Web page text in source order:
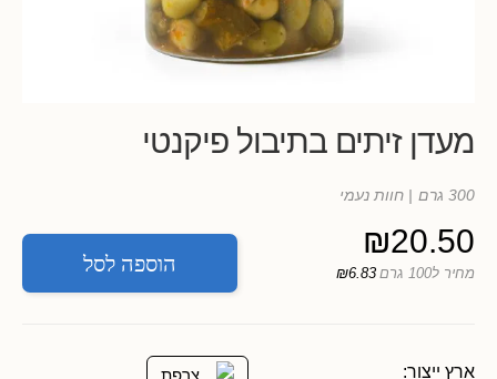
מעדן זיתים בתיבול פיקנטי
300 גרם | חוות נעמי
₪20.50
מחיר ל100 גרם ₪6.83 הוספה לסל
ארץ ייצור: צרפת